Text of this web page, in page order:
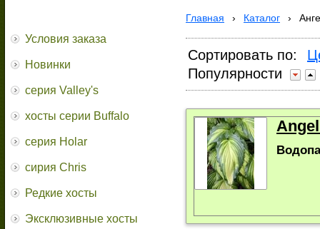
Условия заказа
Новинки
серия Valley's
хосты серии Buffalo
серия Holar
сирия Chris
Редкие хосты
Эксклюзивные хосты
Главная › Каталог ›
Сортировать по:
Популярности